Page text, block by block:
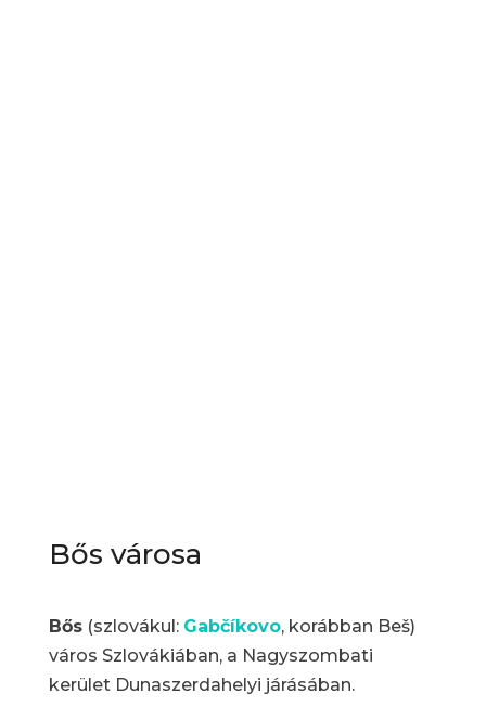
Bős városa
Bős(szlovákul: Gabčíkovo, korábban Beš)
város Szlovákiában, a Nagyszombati
kerület Dunaszerdahelyi járásában.